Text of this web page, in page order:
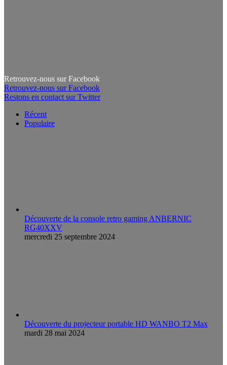
Retrouvez-nous sur Facebook
Retrouvez-nous sur Facebook
Restons en contact sur Twitter
Récent
Populaire
Découverte de la console retro gaming ANBERNIC
RG40XXV
mercredi 25 septembre 2024
Découverte du projecteur portable HD WANBO T2 Max
mardi 28 mai 2024